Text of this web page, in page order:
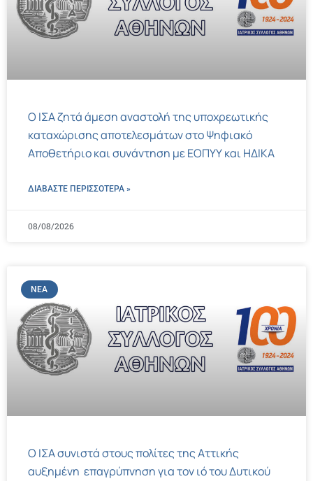
Ο ΙΣΑ ζητά άμεση αναστολή της υποχρεωτικής
καταχώρισης αποτελεσμάτων στο Ψηφιακό
Αποθετήριο και συνάντηση με ΕΟΠΥΥ και ΗΔΙΚΑ
ΔΙΑΒΑΣΤΕ ΠΕΡΙΣΣΌΤΕΡΑ »
08/08/2026
ΝΈΑ
Ο ΙΣΑ συνιστά στους πολίτες της Αττικής
αυξημένη επαγρύπνηση για τον ιό του Δυτικού